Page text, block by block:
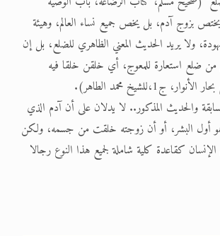
بزوج آدم، بل يخص جميع نساء العالم، وهيئة
ولا يريد الحديث المعني الظاهري للضلع، بل إن
من ضلع استعارة للمعوج، أي خلقن خلقا فيه
محمد الطاهر).
والحديث المذكور.. لا يدلان على أن آدم الذي
أول البشر، أو أن زوجته خلقت من جسمه، ولكن
كقاعدة كلية شاملة لجميع هذا النوع رجالا